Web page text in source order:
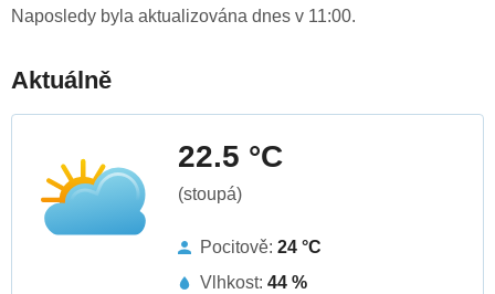
Naposledy byla aktualizována dnes v 11:00.
Aktuálně
22.5 °C
(stoupá)
Pocitově: 24 °C
Vlhkost: 44 %